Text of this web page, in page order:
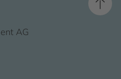
AG